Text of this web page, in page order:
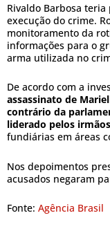
Rivaldo Barbosa
execução do crime.
monitoramento da
informações para o
arma utilizada no
De acordo com a
assassinato de
contrário da
liderado pelos
fundiárias em áreas
Nos depoimentos
acusados negaram
Fonte: Agência Brasil